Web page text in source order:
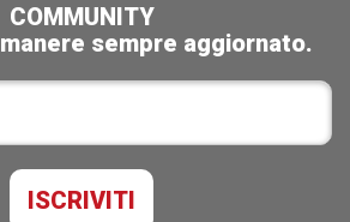
COMMUNITY
sempre aggiornato.